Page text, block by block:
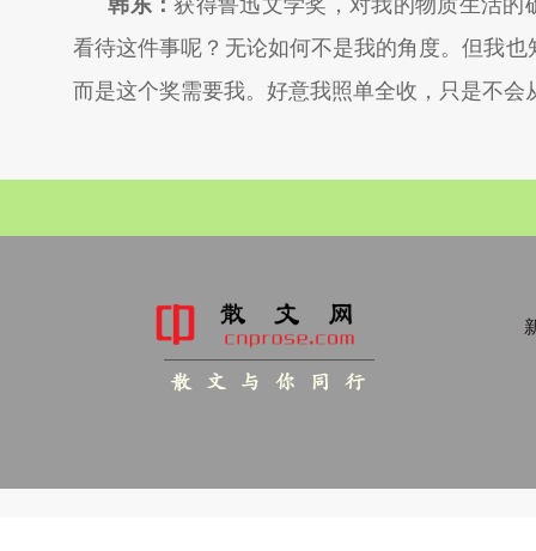
韩东：获得鲁迅文学奖，对我的物质生活的
看待这件事呢？无论如何不是我的角度。但我
而是这个奖需要我。好意我照单全收，只是不会
散 文 与 你 同 行